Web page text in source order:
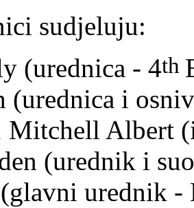
sudjeluju:
(urednica - 4th
(urednica i
Albert
(urednik i
urednik -